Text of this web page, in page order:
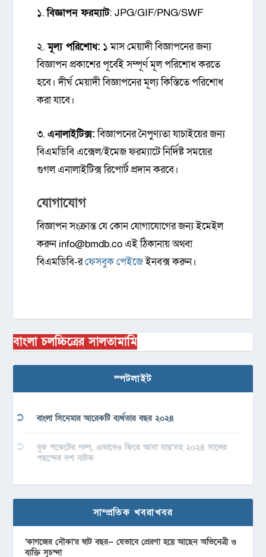
১.বিজ্ঞাপন ফরম্যাট:JPG/GIF/PNG/SWF
২.মূল্য পরিশোধ: ১ মাস মেয়াদী বিজ্ঞাপনের জন্য
বিজ্ঞাপন প্রকাশের পূর্বেই সম্পূর্ণ মূল পরিশোধ করতে
হবে। দীর্ঘ মেয়াদী বিজ্ঞাপনের মূল্য কিস্তিতে পরিশোধ
করা যাবে।
৩.এনালাইটিক্স:বিজ্ঞাপনের নৈপুণ্যতা যাচাইয়ের জন্য
বিএমডিবি এক্সেল/ইমেজ ফরম্যাটে নির্দিষ্ট সময়ের
গুগল এনালাইটিক্স রিপোর্ট প্রদান করবে।
যোগাযোগ
বিজ্ঞাপন সংক্রান্ত যে কোন যোগাযোগের জন্য ইমেইল
করুন info@bmdb.coএই ঠিকানায় অথবা
বিএমডিবি-রফেসবুক পেইজেইনবক্স করুন।
বাংলা চলচ্চিত্রের সালতামামি
স্পটলাইট
বাংলা সিনেমার আরেকটি ব্যর্থতার বছর ২০২৪
বুক পকেটের গল্প, এভাবেও ফিরে আসা যায়’সহ ২০২৪ সালের
পছন্দের দশ নাটক
সাম্প্রতিক খবরাখবর
‘কাগজের নৌকা’র ষাট বছর— যেভাবে প্রেরণা হয়ে আছেন অভিনেত্রী ও
ব্যক্তি সুচন্দা